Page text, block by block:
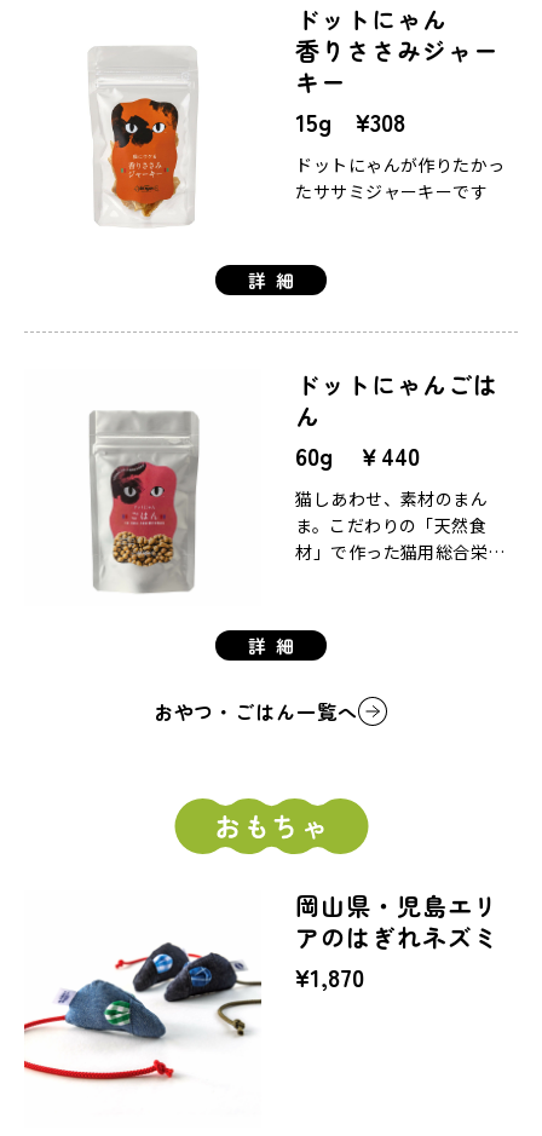
ドットにゃん
香りささみジャー
キー
15g ¥308
ドットにゃんが作りたかっ
たササミジャーキーです
詳細
ドットにゃんごは
ん
60g ￥440
猫しあわせ、素材のまん
ま。こだわりの「天然食
材」で作った猫用総合栄養
詳細
おやつ・ごはん一覧へ
岡山県・児島エリ
アのはぎれネズミ
¥1,870